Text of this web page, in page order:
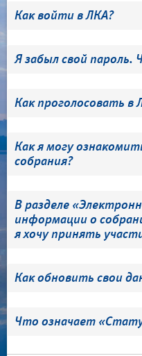
Как войти в ЛКА?
Я забыл свой пароль.
Как проголосовать в
Как я могу
собрания?
В разделе
информации о
я хочу принять
Как обновить свои
Что означает